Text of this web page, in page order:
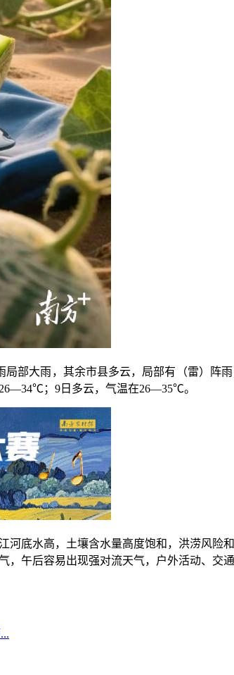
大雨，其余市县多云，局部有（雷）阵
；9日多云，气温在26—35℃。
底水高，土壤含水量高度饱和，洪涝风险
午后容易出现强对流天气，户外活动、交通